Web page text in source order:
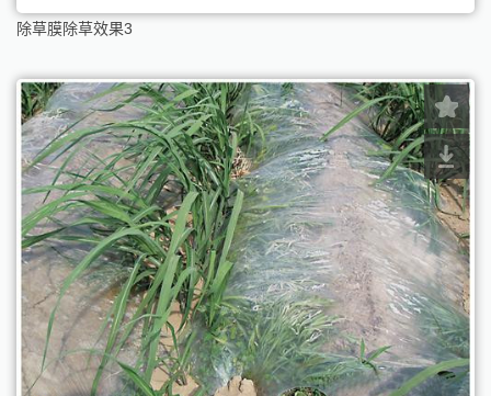
除草膜除草效果3